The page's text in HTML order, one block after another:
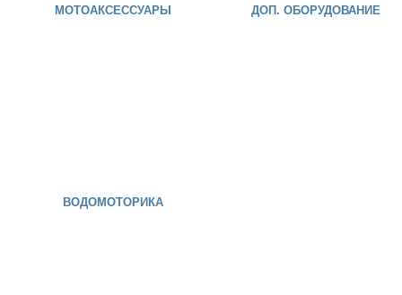
МОТОАКСЕССУАРЫ ДОП. ОБОРУДОВАНИЕ
ВОДОМОТОРИКА